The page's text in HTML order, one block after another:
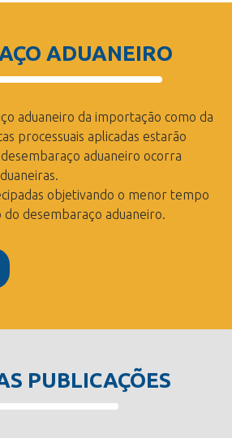
ADUANEIRO
aduaneiro da importação como da
processuais aplicadas estarão
aduaneiro ocorra
objetivando o menor tempo
desembaraço aduaneiro.
PUBLICAÇÕES